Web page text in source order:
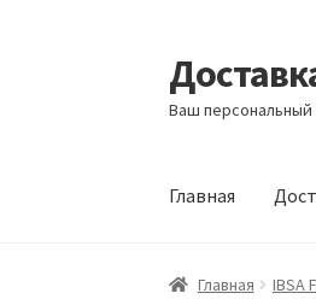
Перейти
к
навигации
Перейти
к
содержимому
Ваш персональный
Главная
Главная Доставка
Главная IBSA